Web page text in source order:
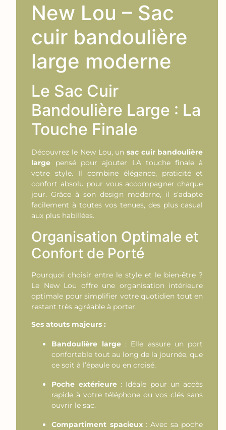
New Lou – Sac
cuir bandoulière
large moderne
Le Sac Cuir
Bandoulière Large : La
Touche Finale
Découvrez le New Lou, un sac cuir bandoulière
large pensé pour ajouter LA touche finale à
votre style. Il combine élégance, praticité et
confort absolu pour vous accompagner chaque
jour. Grâce à son design moderne, il s’adapte
facilement à toutes vos tenues, des plus casual
aux plus habillées.
Organisation Optimale et
Confort de Porté
Pourquoi choisir entre le style et le bien-être ?
Le New Lou offre une organisation intérieure
optimale pour simplifier votre quotidien tout en
restant très agréable à porter.
Ses atouts majeurs :
Bandoulière large: Elle assure un port
confortable tout au long de la journée, que
ce soit à l’épaule ou en croisé.
Poche extérieure: Idéale pour un accès
rapide à votre téléphone ou vos clés sans
ouvrir le sac.
Compartiment spacieux: Avec sa poche